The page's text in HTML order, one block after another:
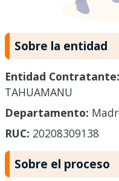
Sobre la entidad
Entidad Contratante:
TAHUAMANU
Departamento:
RUC: 20208309138
Sobre el proceso